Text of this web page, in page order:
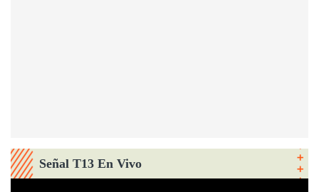
Señal T13 En Vivo